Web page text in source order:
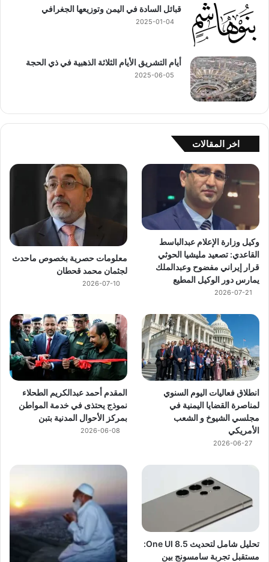
قبائل السادة في اليمن وتوزيعها الجغرافي
2025-01-04
أيام التشريق الأيام الثلاثة الذهبية في ذي الحجة
2025-06-05
اخر المقالات
وكيل وزارة الإعلام عبدالباسط
القاعدي: تصعيد مليشيا الحوثي
قرار إيراني مفضوح وعبدالملك
يمارس دور الوكيل المطيع
2026-07-21
معلومات حصرية بخصوص ماحدث
لجثمان محمد قحطان
2026-07-10
انطلاق فعاليات اليوم السنوي
لمناصرة القضايا اليمنية في
مجلسي الشيوخ و الشعب
الأمريكي
2026-06-27
المقدم أحمد عبدالكريم الطحلاء
نموذج يحتذى في خدمة المواطن
بمركز الأحوال المدنية بتبن
2026-06-08
تحليل شامل لتحديث One UI 8.5:
مستقبل تجربة سامسونج بين